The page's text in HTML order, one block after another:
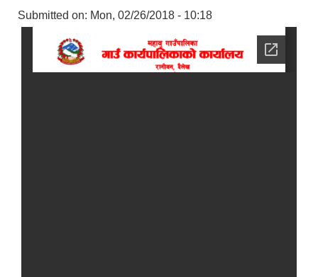
Submitted on: Mon, 02/26/2018 - 10:18